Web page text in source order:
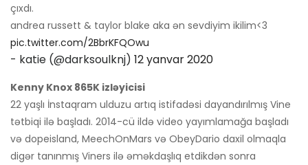
çıxdı.
andrea russett & taylor blake aka ən sevdiyim ikilim<3
pic.twitter.com/2BbrKFQOwu
- katie (@darksoulknj) 12 yanvar 2020
Kenny Knox 865K izləyicisi
22 yaşlı İnstaqram ulduzu artıq istifadəsi dayandırılmış Vine
tətbiqi ilə başladı. 2014-cü ildə video yayımlamağa başladı
və dopeisland, MeechOnMars və ObeyDario daxil olmaqla
digər tanınmış Viners ilə əməkdaşlıq etdikdən sonra